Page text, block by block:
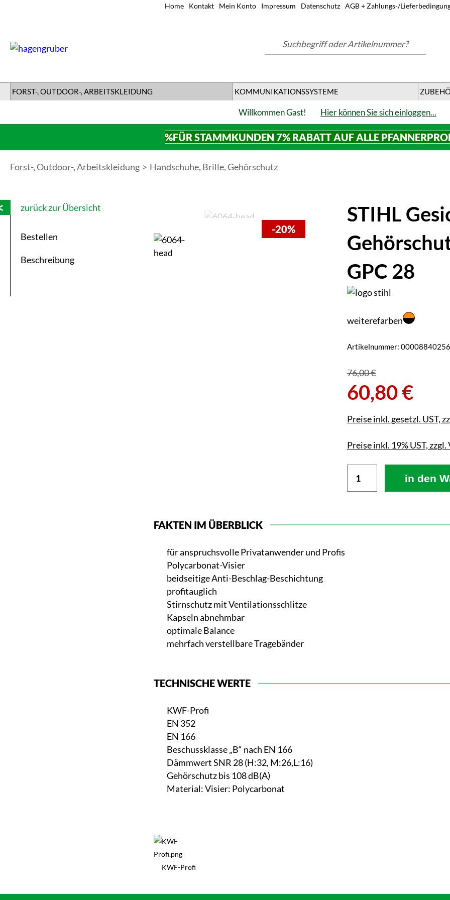
Home Kontakt Mein Konto Impressum Datenschutz AGB + Zahlungs-/
Suchbegriff oder Artikelnummer?
FORST-, OUTDOOR-, ARBEITSKLEIDUNG KOMMUNIKATIONSSYSTEME
Willkommen Gast! Hier können Sie sich einloggen...
%FÜR STAMMKUNDEN 7% RABATT AUF ALLE
Forst-, Outdoor-, Arbeitskleidung Handschuhe, Brille, Gehörschutz
Bestellen
Beschreibung
STIHL
GPC 28
weiterefarben
Artikelnummer: 00008840256
76,00 €
60,80 €
Preise inkl. gesetzl. UST,
Preise inkl. 19% UST,
in den
-20%
FAKTEN IM ÜBERBLICK
für anspruchsvolle Privatanwender und Profis
Polycarbonat-Visier
beidseitige Anti-Beschlag-Beschichtung
profitauglich
Stirnschutz mit Ventilationsschlitze
Kapseln abnehmbar
optimale Balance
mehrfach verstellbare Tragebänder
TECHNISCHE WERTE
KWF-Profi
EN 352
EN 166
Beschussklasse „B“ nach EN 166
Dämmwert SNR 28 (H:32, M:26,L:16)
Gehörschutz bis 108 dB(A)
Material: Visier: Polycarbonat
KWF-Profi